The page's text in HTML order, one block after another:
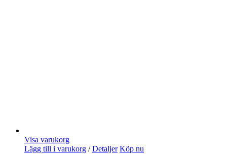
Visa varukorg
Lägg till i varukorg / Detaljer Köp nu